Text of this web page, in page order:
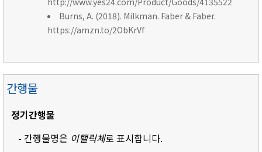
Burns, A. (2018). Milkman. Faber & Faber.
https://amzn.to/2ObKrVf
간행물
정기간행물
- 간행물명은 이탤릭체로 표시합니다.